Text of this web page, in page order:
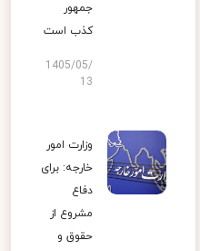
جمهور
کذب است
1405/05/
13
وزارت امور
خارجه: برای
دفاع
مشروع از
حقوق و